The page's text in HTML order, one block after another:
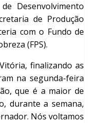
Desenvolvimento
de Produção
com o Fundo de
(FPS).
finalizando as
na segunda-feira
que é a maior de
durante a semana,
Nós voltamos